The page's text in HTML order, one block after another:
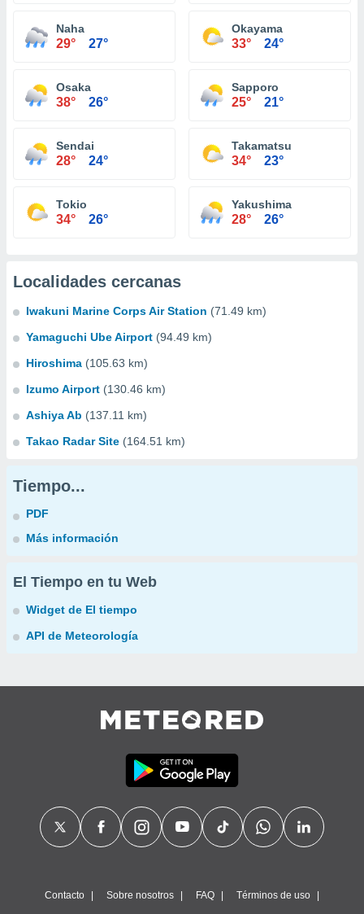
Naha
29° 27°
Okayama
33° 24°
Osaka
38° 26°
Sapporo
25° 21°
Sendai
28° 24°
Takamatsu
34° 23°
Tokio
34° 26°
Yakushima
28° 26°
Localidades cercanas
Iwakuni Marine Corps Air Station (71.49 km)
Yamaguchi Ube Airport (94.49 km)
Hiroshima (105.63 km)
Izumo Airport (130.46 km)
Ashiya Ab (137.11 km)
Takao Radar Site (164.51 km)
Tiempo...
PDF
Más información
El Tiempo en tu Web
Widget de El tiempo
API de Meteorología
Contacto Sobre nosotros FAQ Términos de uso